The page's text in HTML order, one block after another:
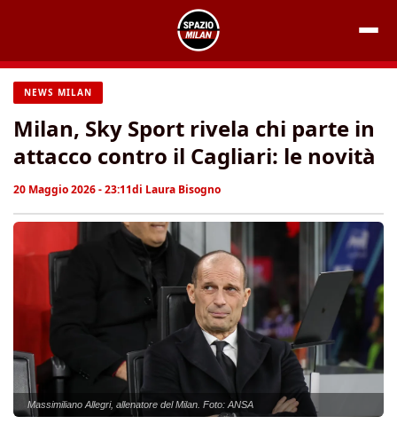
contenuto
NEWS MILAN
Milan, Sky Sport rivela chi parte in
attacco contro il Cagliari: le novità
20 Maggio 2026 - 23:11di Laura Bisogno
Massimiliano Allegri, allenatore del Milan. Foto: ANSA